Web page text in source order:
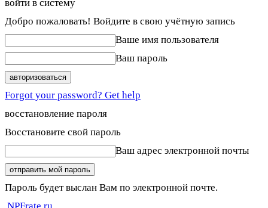
войти в систему
Добро пожаловать! Войдите в свою учётную запись
Ваше имя пользователя
Ваш пароль
Forgot your password? Get help
восстановление пароля
Восстановите свой пароль
Ваш адрес электронной почты
Пароль будет выслан Вам по электронной почте.